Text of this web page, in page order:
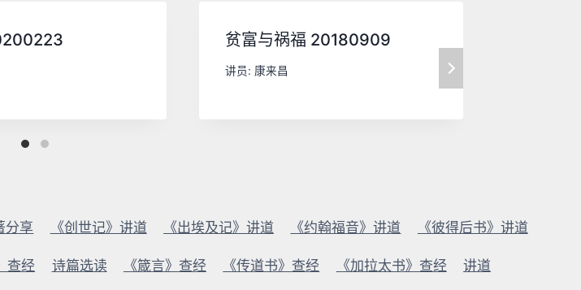
贫富与祸福 20180909
讲员: 康来昌
分享 《创世记》讲道 《出埃及记》讲道 《约翰福音》讲道 《彼得后书》讲道
查经 诗篇选读 《箴言》查经 《传道书》查经 《加拉太书》查经 讲道